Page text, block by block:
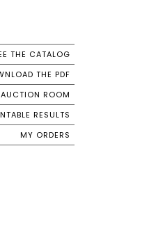
THE CATALOG
THE PDF
AUCTION ROOM
RESULTS
MY ORDERS